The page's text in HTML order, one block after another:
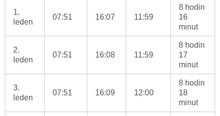
1.
leden
07:51 16:07 11:59
8 hodin
16
minut
2.
leden
07:51 16:08 11:59
8 hodin
17
minut
3.
leden
07:51 16:09 12:00
8 hodin
18
minut